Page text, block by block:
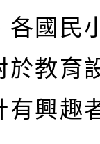
各國民
於教育
有興趣